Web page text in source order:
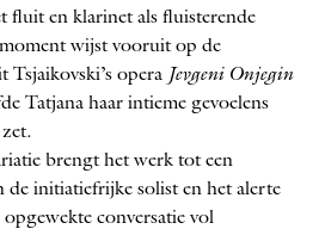
fluit en klarinet als fluisterende
wijst vooruit op de
Tsjaikovski’s opera Jevgeni Onjegin
Tatjana haar intieme gevoelens
brengt het werk tot een
de initiatiefrijke solist en het alerte
conversatie vol